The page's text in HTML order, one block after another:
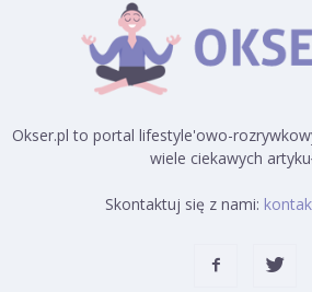
Okser.pl to portal lifestyle'owo-
wiele ciekawych
Skontaktuj się z nami: